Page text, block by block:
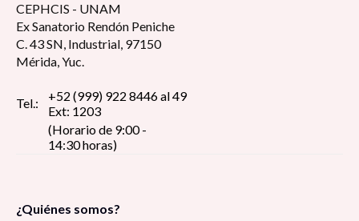
CEPHCIS - UNAM
Ex Sanatorio Rendón Peniche
C. 43 SN, Industrial, 97150
Mérida, Yuc.
Tel.:
+52 (999) 922 8446 al 49
Ext: 1203
(Horario de 9:00 -
14:30 horas)
¿Quiénes somos?